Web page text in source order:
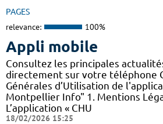
PAGES
relevance: 100%
Appli mobile
Consultez les principales
directement sur votre téléphone
Générales d’Utilisation de
Montpellier Info" 1. Mentions
L’application « CHU
18/02/2026 15:25